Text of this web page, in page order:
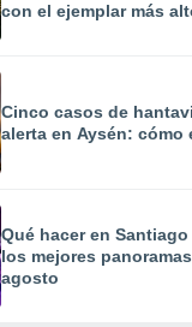
con el ejemplar más
Cinco casos de
alerta en Aysén: cómo
Qué hacer en
los mejores
agosto